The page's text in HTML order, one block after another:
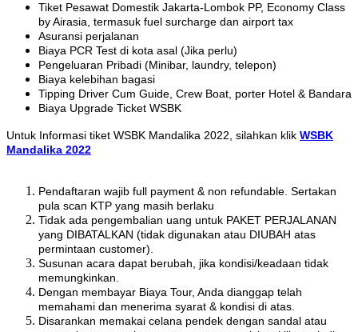
Tiket Pesawat Domestik Jakarta-Lombok PP, Economy Class
by Airasia, termasuk fuel surcharge dan airport tax
Asuransi perjalanan
Biaya PCR Test di kota asal (Jika perlu)
Pengeluaran Pribadi (Minibar, laundry, telepon)
Biaya kelebihan bagasi
Tipping Driver Cum Guide, Crew Boat, porter Hotel & Bandara
Biaya Upgrade Ticket WSBK
Untuk Informasi tiket WSBK Mandalika 2022, silahkan klik WSBK
Mandalika 2022
Pendaftaran wajib full payment & non refundable. Sertakan
pula scan KTP yang masih berlaku
Tidak ada pengembalian uang untuk PAKET PERJALANAN
yang DIBATALKAN (tidak digunakan atau DIUBAH atas
permintaan customer).
Susunan acara dapat berubah, jika kondisi/keadaan tidak
memungkinkan.
Dengan membayar Biaya Tour, Anda dianggap telah
memahami dan menerima syarat & kondisi di atas.
Disarankan memakai celana pendek dengan sandal atau